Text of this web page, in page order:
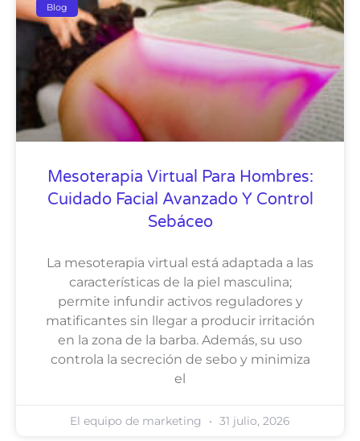
Blog
Mesoterapia Virtual Para Hombres:
Cuidado Facial Avanzado Y Control
Sebáceo
La mesoterapia virtual está adaptada a las
características de la piel masculina;
permite infundir activos reguladores y
matificantes sin llegar a producir irritación
en la zona de la barba. Además, su uso
controla la secreción de sebo y minimiza
el
El equipo de marketing 31 julio, 2026